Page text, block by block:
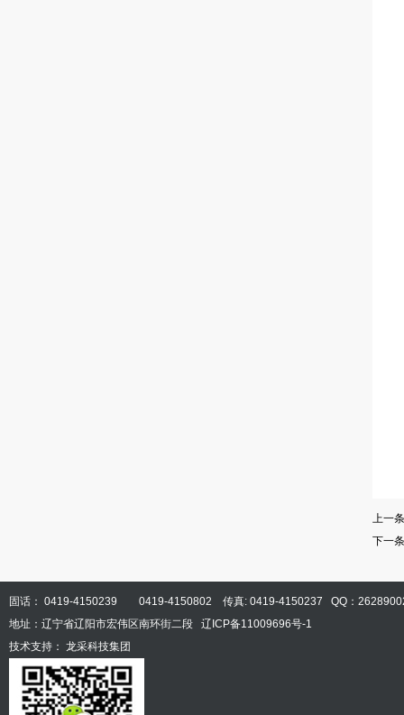
上一
下一
固话： 0419-4150239 0419-4150802 传真: 0419-4150237 QQ：
地址：辽宁省辽阳市宏伟区南环街二段 辽ICP备11009696号-1
技术支持： 龙采科技集团